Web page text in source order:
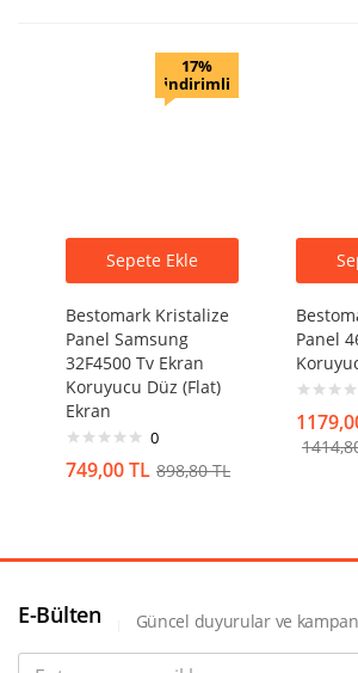
17%
indirimli
Sepete Ekle
Bestomark Kristalize
Panel Samsung
32F4500 Tv Ekran
Koruyucu Düz (Flat)
Ekran
0
749,00TL 898,80TL
Panel
E-Bülten Güncel duyurular ve